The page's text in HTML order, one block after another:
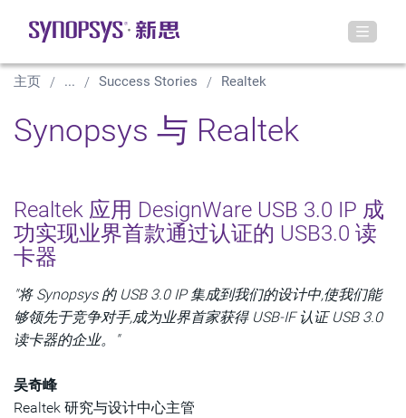
主页 ... Success Stories Realtek
Synopsys 与 Realtek
Realtek 应用 DesignWare USB 3.0 IP 成
功实现业界首款通过认证的 USB3.0 读
卡器
"将 Synopsys 的 USB 3.0 IP 集成到我们的设计中,使我们能
够领先于竞争对手,成为业界首家获得 USB-IF 认证 USB 3.0
读卡器的企业。"
吴奇峰
Realtek 研究与设计中心主管